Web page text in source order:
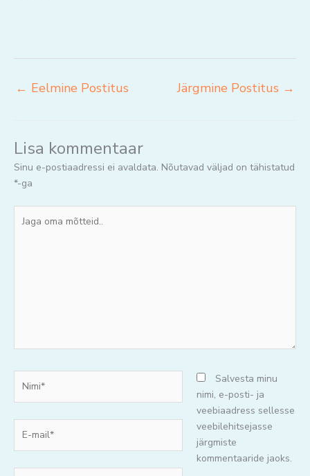
← Eelmine Postitus Järgmine Postitus →
Lisa kommentaar
Sinu e-postiaadressi ei avaldata. Nõutavad väljad on tähistatud
*-ga
oma
mail*
Salvesta minu
nimi, e-posti- ja
veebiaadress sellesse
veebilehitsejasse
järgmiste
kommentaaride jaoks.